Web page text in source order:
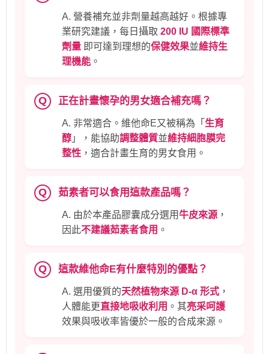
A. 營養補充並非劑量越高越好。根據專
業研究建議，每日攝取 200 IU 國際標準
劑量 即可達到理想的保健效果並維持生
理機能 。
Q 正在計畫懷孕的男女適合補充嗎？
A. 非常適合。維他命E又被稱為「 生育
醇 」，能協助調整體質並維持細胞膜完
整性 ，適合計畫生育的男女食用。
Q 茹素者可以食用這款產品嗎？
A. 由於本產品膠囊成分選用牛皮來源 ，
因此不建議茹素者食用 。
Q 這款維他命E有什麼特別的優點？
A. 選用優質的天然植物來源 D-α 形式 ，
人體能更直接地吸收利用 。其亮采呵護
效果與吸收率皆優於一般的合成來源。